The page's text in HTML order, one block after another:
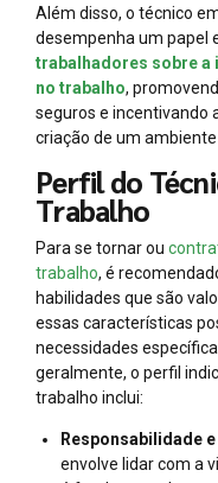
Além disso, o técnico
desempenha um papel
trabalhadores sobre a
no trabalho,
seguros e incentivando
criação de um
Perfil do
Trabalho
Para se tornar ou
trabalho, é
habilidades que são
essas características
necessidades
geralmente, o perfil
trabalho inclui:
Responsabilidade
envolve lidar com a